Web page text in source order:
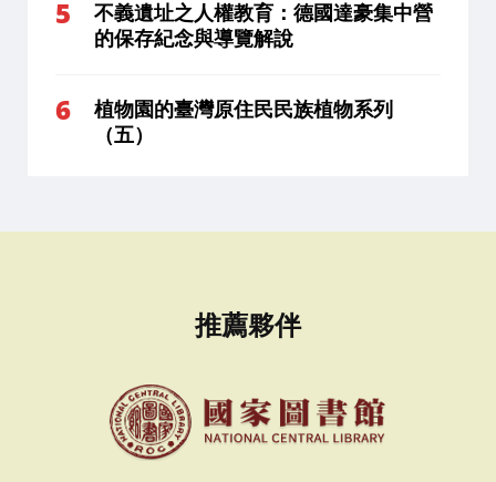
不義遺址之人權教育：德國達豪集中營
的保存紀念與導覽解說
植物園的臺灣原住民民族植物系列
（五）
推薦夥伴